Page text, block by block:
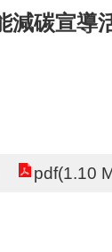
減碳宣導
pdf(1.10